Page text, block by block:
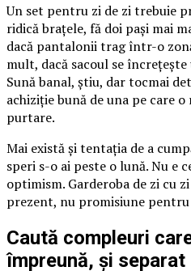
Un set pentru zi de zi trebuie
ridică brațele, fă doi pași mai
dacă pantalonii trag într-o
mult, dacă sacoul se
Sună banal, știu, dar tocmai
achiziție bună de una pe care
purtare.
Mai există și tentația de a
speri s-o ai peste o lună. Nu e
optimism. Garderoba de zi cu
prezent, nu promisiune
Caută compleuri
împreună, și separat